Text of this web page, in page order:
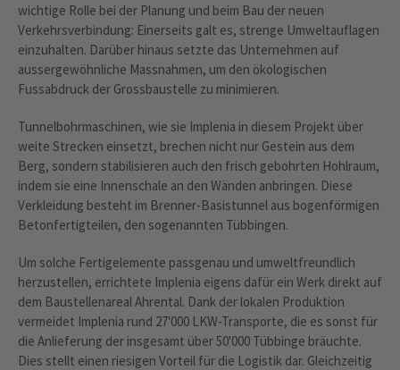
wichtige Rolle bei der Planung und beim Bau der neuen
Verkehrsverbindung: Einerseits galt es, strenge Umweltauflagen
einzuhalten. Darüber hinaus setzte das Unternehmen auf
aussergewöhnliche Massnahmen, um den ökologischen
Fussabdruck der Grossbaustelle zu minimieren.
Tunnelbohrmaschinen, wie sie Implenia in diesem Projekt über
weite Strecken einsetzt, brechen nicht nur Gestein aus dem
Berg, sondern stabilisieren auch den frisch gebohrten Hohlraum,
indem sie eine Innenschale an den Wänden anbringen. Diese
Verkleidung besteht im Brenner-Basistunnel aus bogenförmigen
Betonfertigteilen, den sogenannten Tübbingen.
Um solche Fertigelemente passgenau und umweltfreundlich
herzustellen, errichtete Implenia eigens dafür ein Werk direkt auf
dem Baustellenareal Ahrental. Dank der lokalen Produktion
vermeidet Implenia rund 27'000 LKW-Transporte, die es sonst für
die Anlieferung der insgesamt über 50'000 Tübbinge bräuchte.
Dies stellt einen riesigen Vorteil für die Logistik dar. Gleichzeitig